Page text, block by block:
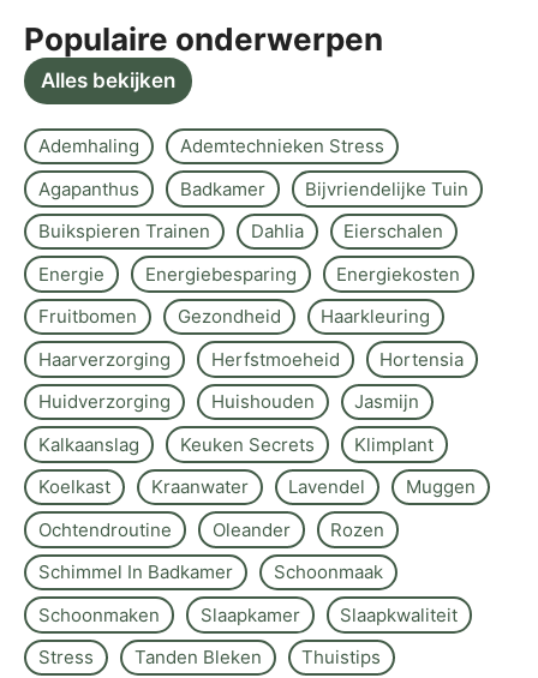
Populaire onderwerpen
Alles bekijken
Ademhaling
Ademtechnieken Stress
Agapanthus
Badkamer
Bijvriendelijke Tuin
Buikspieren Trainen
Dahlia
Eierschalen
Energie
Energiebesparing
Energiekosten
Fruitbomen
Gezondheid
Haarkleuring
Haarverzorging
Herfstmoeheid
Hortensia
Huidverzorging
Huishouden
Jasmijn
Kalkaanslag
Keuken Secrets
Klimplant
Koelkast
Kraanwater Lavendel
Muggen
Ochtendroutine
Oleander
Rozen
Schimmel In Badkamer
Schoonmaak
Schoonmaken
Slaapkamer
Slaapkwaliteit
Stress
Tanden Bleken Thuistips